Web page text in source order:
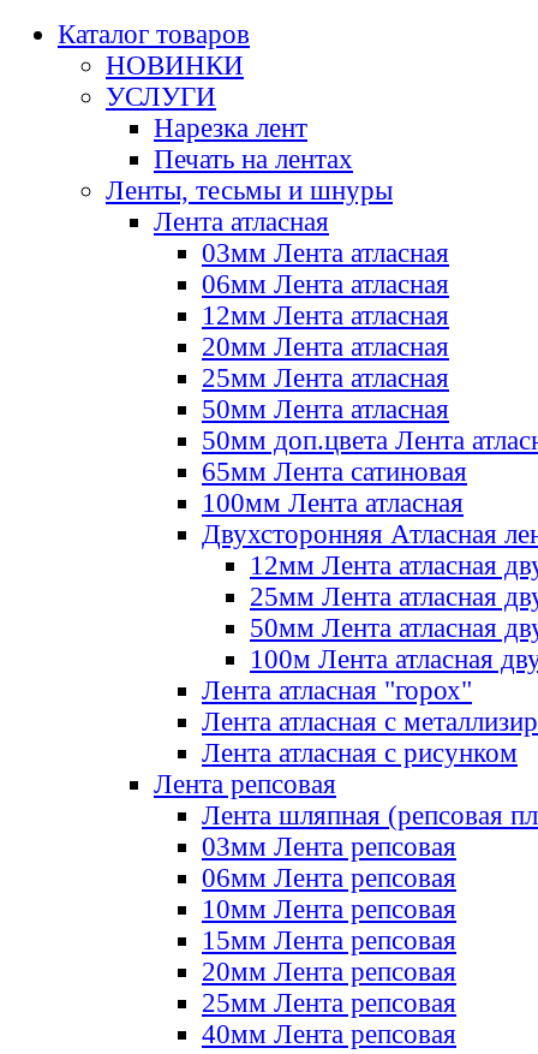
Каталог товаров
НОВИНКИ
УСЛУГИ
Нарезка лент
Печать на лентах
Ленты, тесьмы и шнуры
Лента атласная
03мм Лента атласная
06мм Лента атласная
12мм Лента атласная
20мм Лента атласная
25мм Лента атласная
50мм Лента атласная
50мм доп.цвета Лента
65мм Лента сатиновая
100мм Лента атласная
Двухсторонняя Атласная
12мм Лента атласная
25мм Лента атласная
50мм Лента атласная
100м Лента атласная
Лента атласная "горох"
Лента атласная с
Лента атласная с рисунком
Лента репсовая
Лента шляпная (репсовая
03мм Лента репсовая
06мм Лента репсовая
10мм Лента репсовая
15мм Лента репсовая
20мм Лента репсовая
25мм Лента репсовая
40мм Лента репсовая